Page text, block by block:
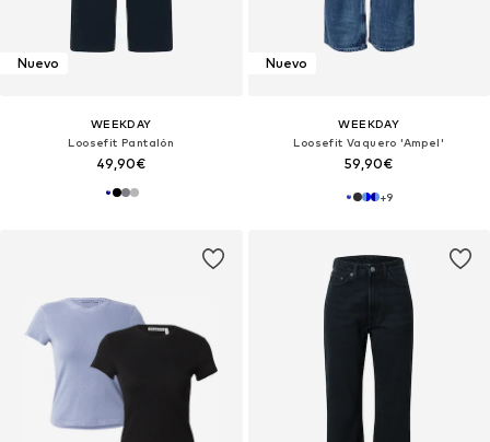
Nuevo
WEEKDAY
Loosefit Pantalón
49,90€
Nuevo
WEEKDAY
Loosefit Vaquero 'Ampel'
59,90€
+9